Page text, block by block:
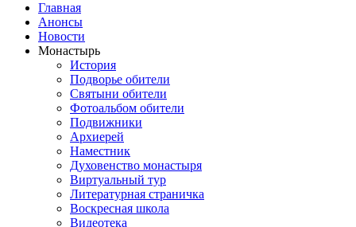
Главная
Анонсы
Новости
Монастырь
История
Подворье обители
Святыни обители
Фотоальбом обители
Подвижники
Архиерей
Наместник
Духовенство монастыря
Виртуальный тур
Литературная страничка
Воскресная школа
Видеотека